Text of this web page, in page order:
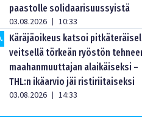
paastolle solidaarisuussyistä
03.08.2026 | 10:33
.
Käräjäoikeus katsoi
veitsellä törkeän ryöstön
maahanmuuttajan alaikäiseksi –
THL:n ikäarvio jäi ristiriitaiseksi
03.08.2026 | 14:33